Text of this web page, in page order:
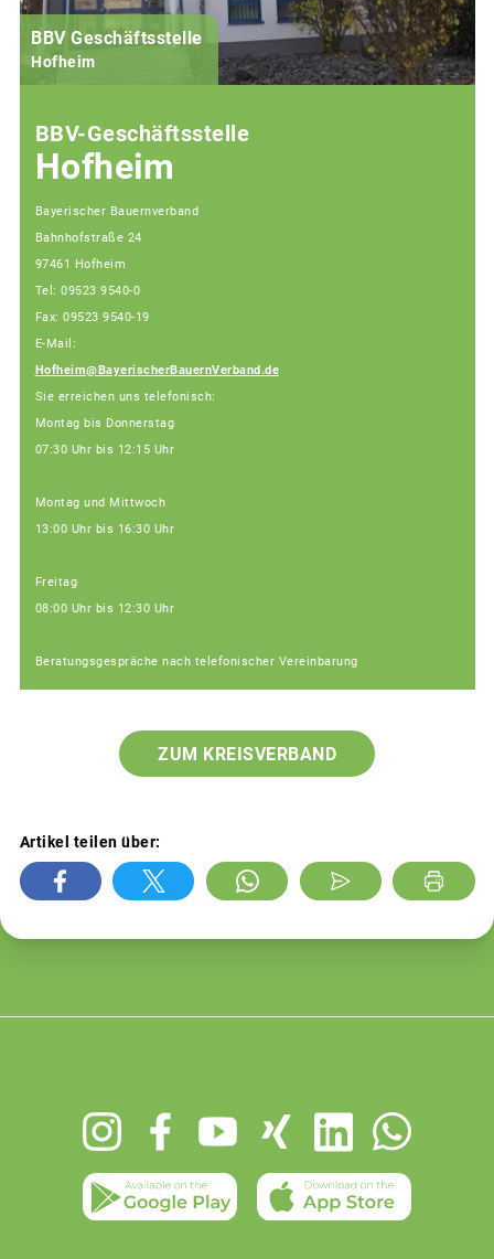
BBV Geschäftsstelle
Hofheim
BBV-Geschäftsstelle
Hofheim
Bayerischer Bauernverband
Bahnhofstraße 24
97461 Hofheim
Tel: 09523 9540-0
Fax: 09523 9540-19
E-Mail:
Hofheim@BayerischerBauernVerband.de
Sie erreichen uns telefonisch:
Montag bis Donnerstag
07:30 Uhr bis 12:15 Uhr
Montag und Mittwoch
13:00 Uhr bis 16:30 Uhr
Freitag
08:00 Uhr bis 12:30 Uhr
Beratungsgespräche nach telefonischer Vereinbarung
ZUM KREISVERBAND
Artikel teilen über: